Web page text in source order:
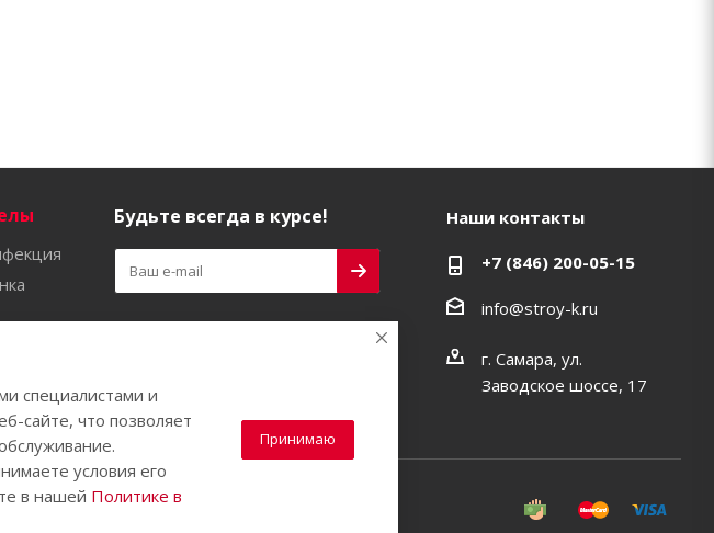
Будьте всегда в курсе! Наши контакты
+7 (846) 200-05-15
info@stroy-k.ru
г. Самара, ул.
Заводское шоссе, 17
специалистами и
сайте, что позволяет
условия его
в нашей Политике в
Принимаю